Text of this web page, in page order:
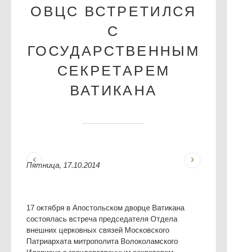
ОВЦС ВСТРЕТИЛСЯ
С
ГОСУДАРСТВЕННЫМ
СЕКРЕТАРЕМ
ВАТИКАНА
Пятница, 17.10.2014
17 октября в Апостольском дворце Ватикана
состоялась встреча председателя Отдела
внешних церковных связей Московского
Патриархата митрополита Волоколамского